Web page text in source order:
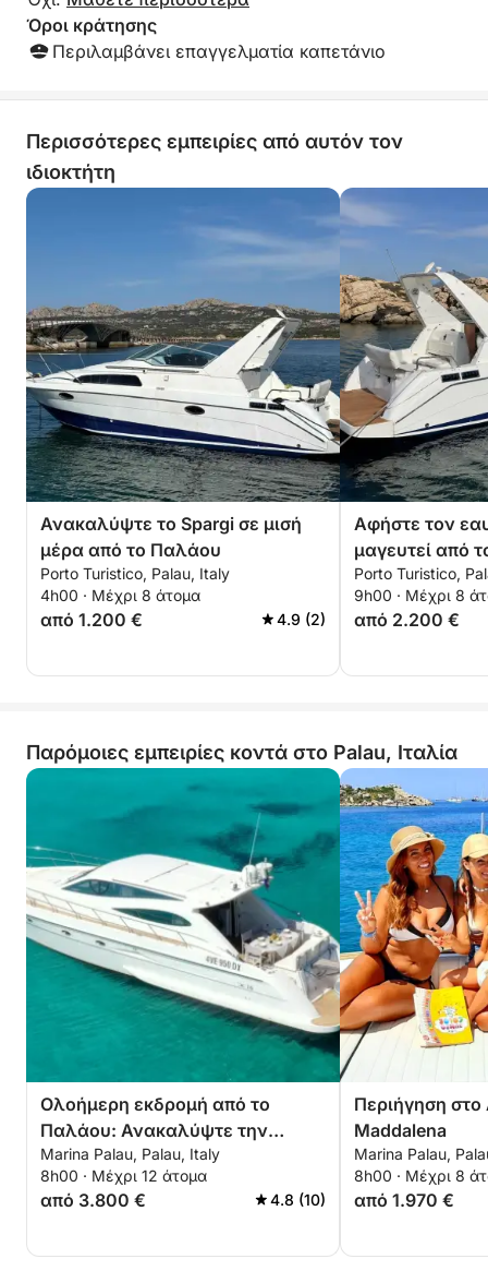
Όροι κράτησης
Περιλαμβάνει επαγγελματία καπετάνιο
Περισσότερες εμπειρίες από αυτόν τον
ιδιοκτήτη
Ανακαλύψτε το Spargi σε μισή
μέρα από το Παλάου
Porto Turistico, Palau, Italy
4h00 · Μέχρι 8 άτομα
από 1.200 € 4.9 (2)
Αφήστε τον
μαγευτεί από
Κορσικής
Porto Turistico,
9h00 · Μέχρι 8
από 2.200 €
Παρόμοιες εμπειρίες κοντά στο Palau, Ιταλία
Ολοήμερη εκδρομή από το
Παλάου: Ανακαλύψτε την
Caprera & Maddalena
Marina Palau, Palau, Italy
8h00 · Μέχρι 12 άτομα
από 3.800 € 4.8 (10)
Περιήγηση
Maddalena
Marina Palau,
8h00 · Μέχρι 8
από 1.970 €